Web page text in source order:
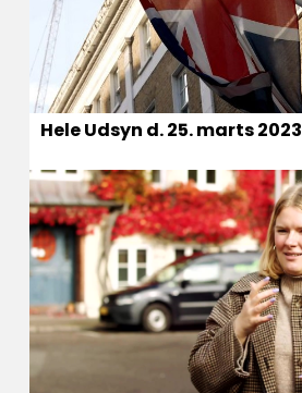
Hele Udsyn d. 25. marts 2023